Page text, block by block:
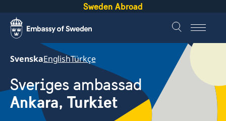
Sweden Abroad
SvenskaEnglishTürkçe
Sveriges ambassad
Ankara, Turkiet